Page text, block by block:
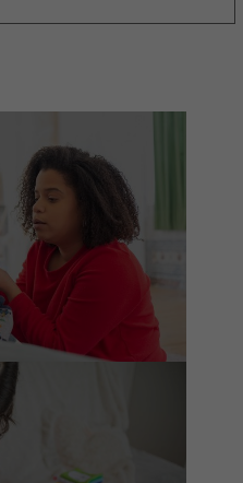
die historische Speicherung